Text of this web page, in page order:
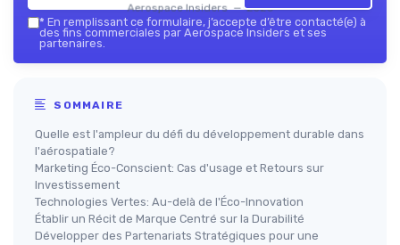
Aerospace Insiders — 2026
* En remplissant ce formulaire, j’accepte d’être contacté(e) à
des fins commerciales par Aerospace Insiders et ses
partenaires.
SOMMAIRE
Quelle est l'ampleur du défi du développement durable dans
l'aérospatiale?
Marketing Éco-Conscient: Cas d'usage et Retours sur
Investissement
Technologies Vertes: Au-delà de l'Éco-Innovation
Établir un Récit de Marque Centré sur la Durabilité
Développer des Partenariats Stratégiques pour une